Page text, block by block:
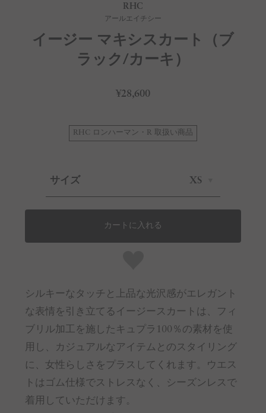
RHC
アールエイチシー
イージー マキシスカート（ブ
ラック/カーキ）
¥28,600
RHC ロンハーマン・R 取扱い商品
サイズ XS
カートに入れる
シルキーなタッチと上品な光沢感がエレガント
な表情を引き立てるイージースカートは、フィ
ブリル加工を施したキュプラ100％の素材を使
用し、カジュアルなアイテムとのスタイリング
に、女性らしさをプラスしてくれます。ウエス
トはゴム仕様でストレスなく、シーズンレスで
着用していただけます。